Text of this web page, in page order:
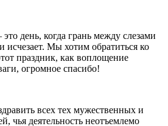
день, когда грань между слезами
исчезает. Мы хотим обратиться ко
праздник, как воплощение
огромное спасибо!
всех тех мужественных и
чья деятельность неотъемлемо